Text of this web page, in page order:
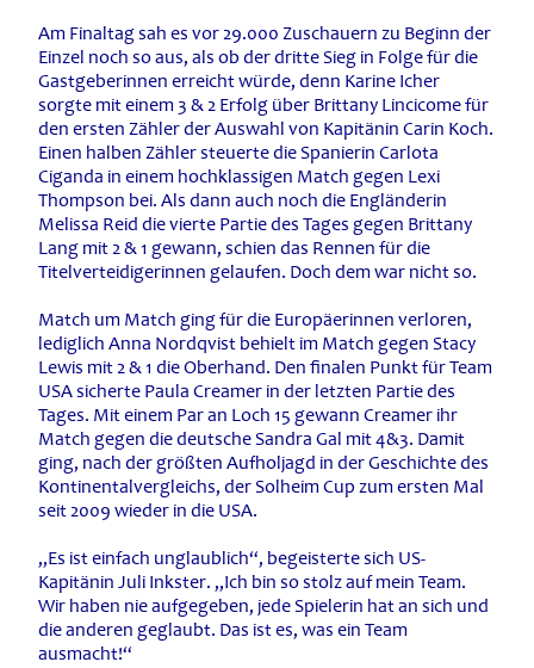
Am Finaltag sah es vor 29.000 Zuschauern zu Beginn der
Einzel noch so aus, als ob der dritte Sieg in Folge für die
Gastgeberinnen erreicht würde, denn Karine Icher
sorgte mit einem 3 & 2 Erfolg über Brittany Lincicome für
den ersten Zähler der Auswahl von Kapitänin Carin Koch.
Einen halben Zähler steuerte die Spanierin Carlota
Ciganda in einem hochklassigen Match gegen Lexi
Thompson bei. Als dann auch noch die Engländerin
Melissa Reid die vierte Partie des Tages gegen Brittany
Lang mit 2 & 1 gewann, schien das Rennen für die
Titelverteidigerinnen gelaufen. Doch dem war nicht so.
Match um Match ging für die Europäerinnen verloren,
lediglich Anna Nordqvist behielt im Match gegen Stacy
Lewis mit 2 & 1 die Oberhand. Den finalen Punkt für Team
USA sicherte Paula Creamer in der letzten Partie des
Tages. Mit einem Par an Loch 15 gewann Creamer ihr
Match gegen die deutsche Sandra Gal mit 4&3. Damit
ging, nach der größten Aufholjagd in der Geschichte des
Kontinentalvergleichs, der Solheim Cup zum ersten Mal
seit 2009 wieder in die USA.
„Es ist einfach unglaublich“, begeisterte sich US-
Kapitänin Juli Inkster. „Ich bin so stolz auf mein Team.
Wir haben nie aufgegeben, jede Spielerin hat an sich und
die anderen geglaubt. Das ist es, was ein Team
ausmacht!“